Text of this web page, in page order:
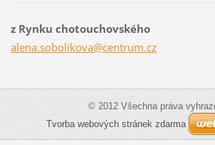
z Rynku chotouchovského
alena.sobolikova@centrum.cz
© 2012 Všechna práva
Tvorba webových stránek zdarma